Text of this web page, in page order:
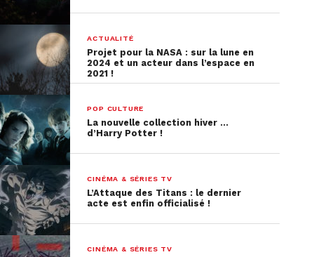
ACTUALITÉ
Projet pour la NASA : sur la lune en
2024 et un acteur dans l’espace en
2021 !
POP CULTURE
La nouvelle collection hiver …
d’Harry Potter !
CINÉMA & SÉRIES TV
L’Attaque des Titans : le dernier
acte est enfin officialisé !
CINÉMA & SÉRIES TV